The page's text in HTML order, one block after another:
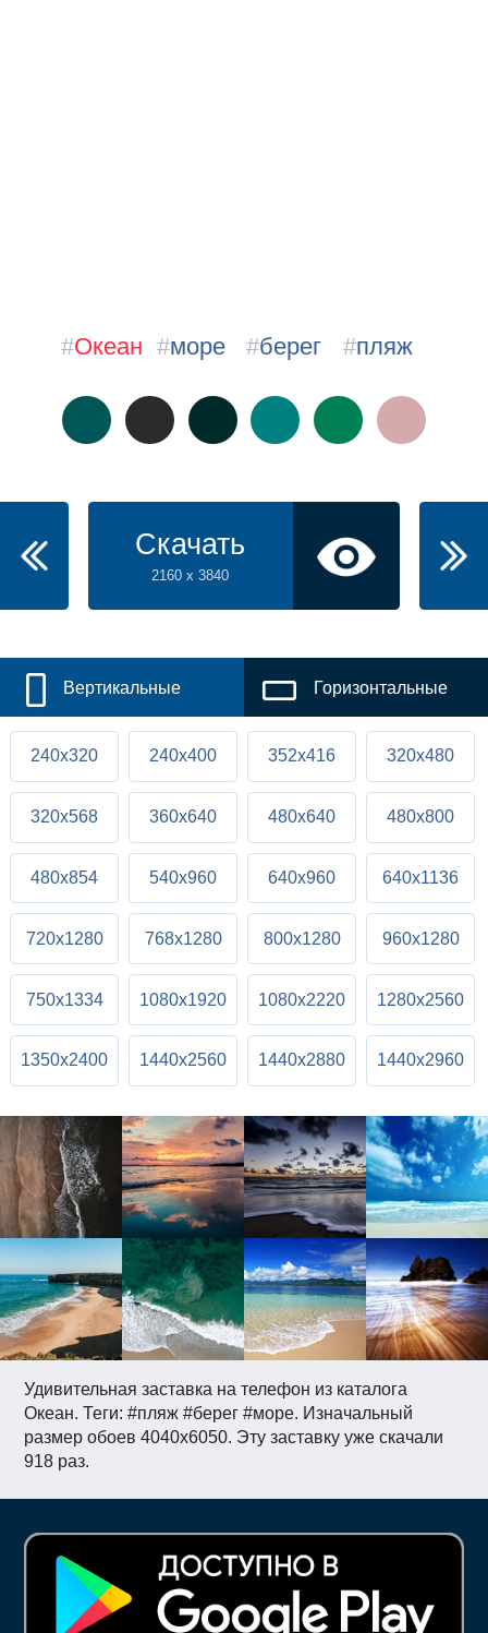
Удивительная заставка на телефон из каталога
Океан. Теги: #пляж #берег #море. Изначальный
размер обоев 4040x6050. Эту заставку уже скачали
918 раз.
#Океан #море #берег #пляж
Скачать
2160 x 3840
Вертикальные Горизонтальные
240x320 240x400 352x416 320x480
320x568 360x640 480x640 480x800
480x854 540x960 640x960 640x1136
720x1280 768x1280 800x1280 960x1280
750x1334 1080x1920 1080x2220 1280x2560
1350x2400 1440x2560 1440x2880 1440x2960